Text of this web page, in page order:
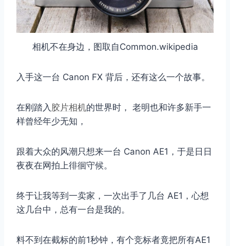
相机不在身边，图取自Common.wikipedia
入手这一台 Canon FX 背后，还有这么一个故事。
在刚踏入 胶片相机的世界时， 老明也和许多新手一
样曾经年少无知，
跟着大众的风潮只想来一台 Canon AE1，于是日日
夜夜在网拍上徘徊守候。
终于让我等到一卖家，一次出手了几台 AE1，心想
这几台中，总有一台是我的。
料不到在截标的前1秒钟，有个竞标者竟把所有AE1